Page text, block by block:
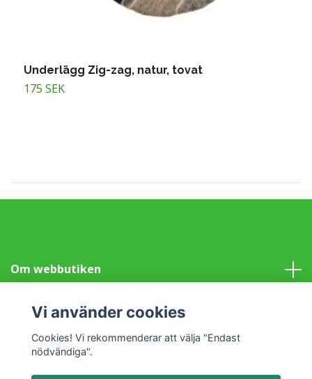
Underlägg Zig-zag, natur, tovat
175 SEK
Om webbutiken
Information
Sociala medier
Vi använder cookies
Cookies! Vi rekommenderar att välja "Endast
nödvändiga".